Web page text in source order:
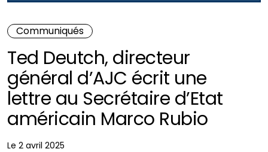
Communiqués
Ted Deutch, directeur
général d’AJC écrit une
lettre au Secrétaire d’Etat
américain Marco Rubio
Le 2 avril 2025